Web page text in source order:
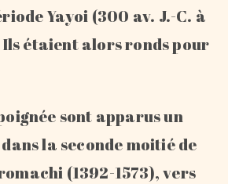
Yayoi (300 av. J.-C. à
Ils étaient alors ronds pour
sont apparus un
la seconde moitié de
(1392-1573), vers